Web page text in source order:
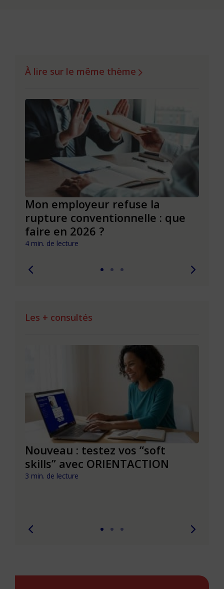
À lire sur le même thème
Mon employeur refuse la
rupture conventionnelle : que
faire en 2026 ?
4 min. de lecture
Les + consultés
Nouveau : testez vos “soft
skills” avec ORIENTACTION
3 min. de lecture